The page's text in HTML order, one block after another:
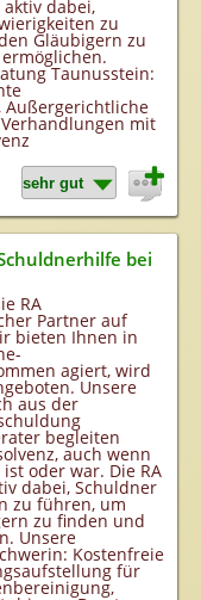
dabei,
zu
Gläubigern zu
Taunusstein:
Außergerichtliche
mit
bei
RA
Partner auf
bieten Ihnen in
agiert, wird
Unsere
aus der
begleiten
auch wenn
oder war. Die RA
dabei, Schuldner
zu führen, um
zu finden und
Unsere
Kostenfreie
für